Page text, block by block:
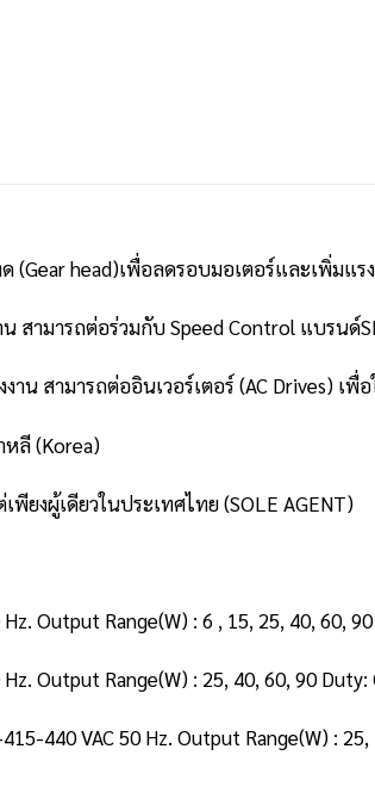
(Gear head)เพื่อลดรอบมอเตอร์และเพิ่มแร
สามารถต่อร่วมกับ Speed Control แบรนด์
าน สามารถต่ออินเวอร์เตอร์ (AC Drives) เพื่
หลี (Korea)
ยงผู้เดียวในประเทศไทย (SOLE AGENT)
Output Range(W) : 6 , 15, 25, 40, 60,
Hz. Output Range(W) : 25, 40, 60, 90
440 VAC 50 Hz. Output Range(W) :